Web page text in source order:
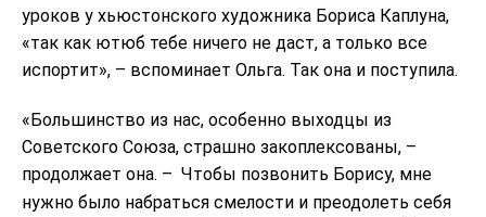
уроков у хьюстонского художника Бориса Каплуна,
«так как ютюб тебе ничего не даст, а только все
испортит», – вспоминает Ольга. Так она и поступила.
«Большинство из нас, особенно выходцы из
Советского Союза, страшно закоплексованы, –
продолжает она. – Чтобы позвонить Борису, мне
нужно было набраться смелости и преодолеть себя